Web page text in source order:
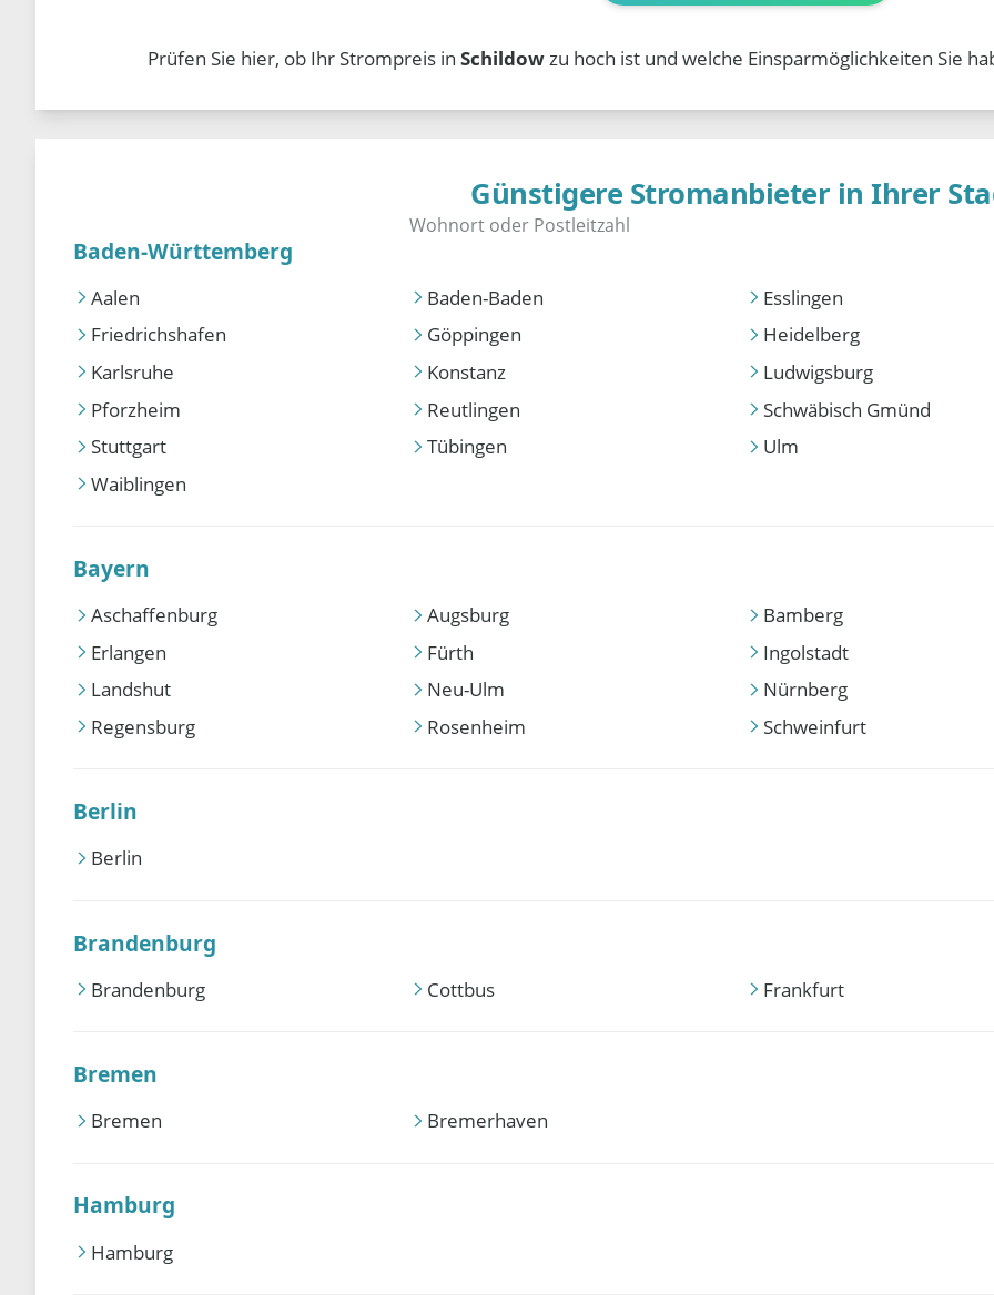
Prüfen Sie hier, ob Ihr Strompreis in Schildowzu hoch ist und welche Einsparmöglichkeiten Sie
Günstigere Stromanbieter in Ihrer
Baden-Württemberg
Aalen Baden-Baden
Esslingen
Friedrichshafen
Göppingen
Heidelberg
Karlsruhe
Konstanz
Ludwigsburg
Pforzheim
Reutlingen
Schwäbisch Gmünd
Stuttgart
Tübingen
Ulm
Waiblingen
Bayern
Aschaffenburg Augsburg
Bamberg
Erlangen
Fürth
Ingolstadt
Landshut
Neu-Ulm
Nürnberg
Regensburg
Rosenheim Schweinfurt
Berlin
Berlin
Brandenburg
Brandenburg Cottbus Frankfurt
Bremen
Bremen Bremerhaven
Hamburg
Hamburg